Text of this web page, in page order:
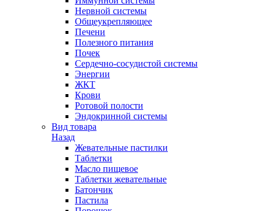
Нервной системы
Общеукрепляющее
Печени
Полезного питания
Почек
Сердечно-сосудистой системы
Энергии
ЖКТ
Крови
Ротовой полости
Эндокринной системы
Вид товара
Назад
Жевательные пастилки
Таблетки
Масло пищевое
Таблетки жевательные
Батончик
Пастила